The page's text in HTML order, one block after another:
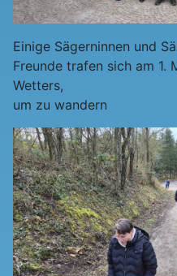
Einige Sägerninnen und
Freunde trafen sich am 1.
Wetters,
um zu wandern